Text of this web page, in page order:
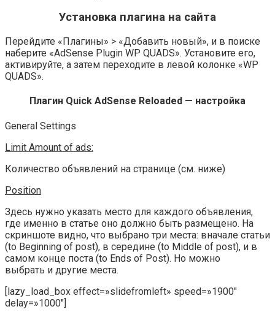
Установка плагина на сайта
Перейдите «Плагины» > «Добавить новый», и в поиске
наберите «AdSense Plugin WP QUADS». Установите его,
активируйте, а затем переходите в левой колонке «WP
QUADS».
Плагин Quick AdSense Reloaded — настройка
General Settings
Limit Amount of ads:
Количество объявлений на странице (см. ниже)
Position
Здесь нужно указать место для каждого объявления,
где именно в статье оно должно быть размещено. На
скриншоте видно, что выбрано три места: вначале статьи
(to Beginning of post), в середине (to Middle of post), и в
самом конце поста (to Ends of Post). Но можно
выбрать и другие места.
[lazy_load_box effect=»slidefromleft» speed=»1900″
delay=»1000″]